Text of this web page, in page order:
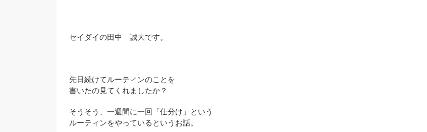
セイダイの田中 誠大です。
先日続けてルーティンのことを
書いたの見てくれましたか？
そうそう、一週間に一回「仕分け」という
ルーティンをやっているというお話。